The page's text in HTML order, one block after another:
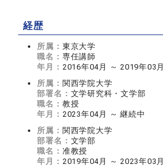
経歴
所属： 東京大学
職名： 専任講師
年月： 2016年04月 ～ 2019年03月
所属： 関西学院大学
部署名： 文学研究科・文学部
職名： 教授
年月： 2023年04月 ～ 継続中
所属： 関西学院大学
部署名： 文学部
職名： 准教授
年月： 2019年04月 ～ 2023年03月